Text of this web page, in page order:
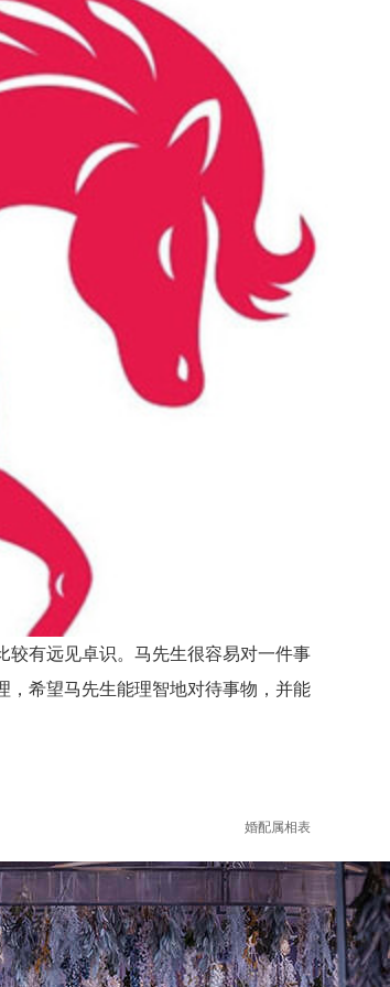
有远见卓识。马先生很容易对一件事
，希望马先生能理智地对待事物，并能
婚配属相表